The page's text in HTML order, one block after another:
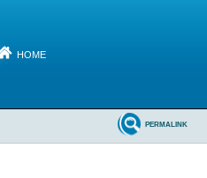
HOME
PERMALINK